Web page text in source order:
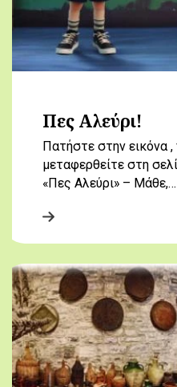
Πες Αλεύρι!
Πατήστε στην εικόνα ,
μεταφερθείτε στη
«Πες Αλεύρι» – Μάθε,…